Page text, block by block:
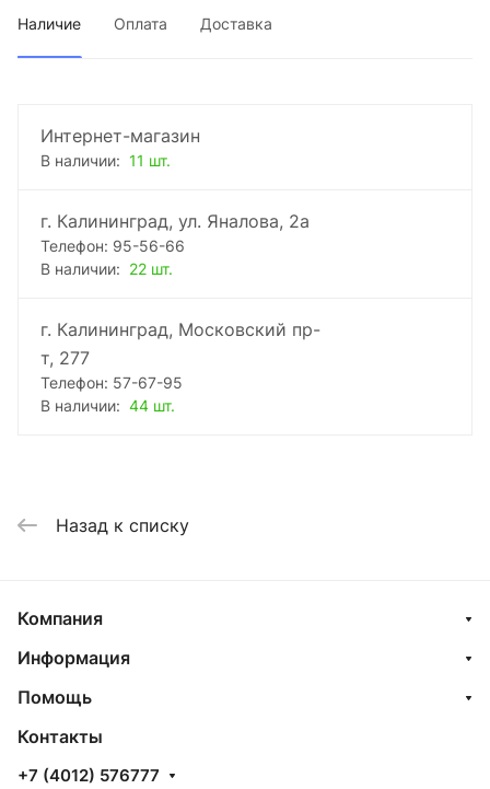
Наличие Оплата Доставка
Интернет-магазин
В наличии: 11 шт.
г. Калининград, ул. Яналова, 2а
Телефон: 95-56-66
В наличии: 22 шт.
г. Калининград, Московский пр-
т, 277
Телефон: 57-67-95
В наличии: 44 шт.
Назад к списку
Компания
Информация
Помощь
Контакты
+7 (4012) 576777